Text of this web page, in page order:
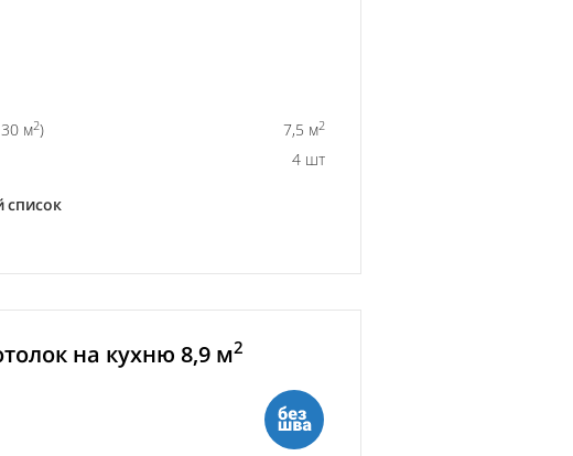
м2) 7,5 м2
4 шт
список
на кухню 8,9 м2